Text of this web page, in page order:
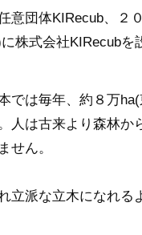
意団体KIRecub、２
株式会社KIRecubを
では毎年、約８万
人は古来より森林
せん。
派な立木になれ